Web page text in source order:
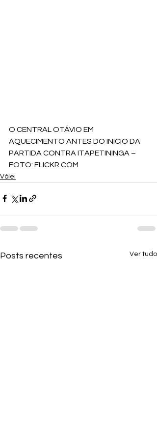
O CENTRAL OTÁVIO EM
AQUECIMENTO ANTES DO INICIO DA
PARTIDA CONTRA ITAPETININGA –
FOTO: FLICKR.COM
Vôlei
Posts recentes Ver tudo